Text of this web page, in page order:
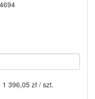
1 396,05 zł / szt.